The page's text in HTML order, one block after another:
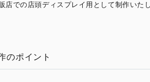
店での店頭ディスプレイ用として制作いたし
のポイント